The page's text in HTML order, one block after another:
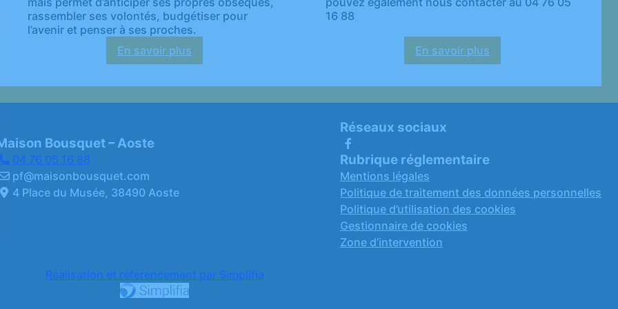
rassembler ses volontés, budgétiser pour
l’avenir et penser à ses proches.
En savoir plus
:
ses
obsèques
16 88
En savoir plus
:
de
rendez-
agence
Bousquet – Aoste
04 76 05 16 88
pf@maisonbousquet.com
4 Place du Musée, 38490 Aoste
Réseaux sociaux
Rubrique réglementaire
Mentions légales
Politique de traitement des données personnelles
Politique d’utilisation des cookies
Gestionnaire de cookies
Zone d’intervention
Réalisation et référencement par Simplifia